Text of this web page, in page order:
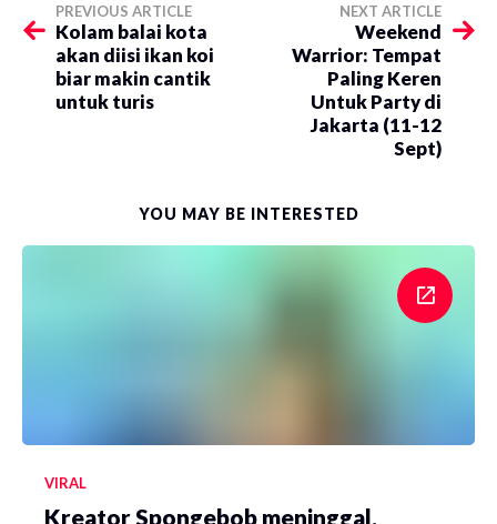
PREVIOUS ARTICLE
Kolam balai kota
akan diisi ikan koi
biar makin cantik
untuk turis
NEXT ARTICLE
Weekend
Warrior: Tempat
Paling Keren
Untuk Party di
Jakarta (11-12
Sept)
YOU MAY BE INTERESTED
VIRAL
Kreator Spongebob meninggal,